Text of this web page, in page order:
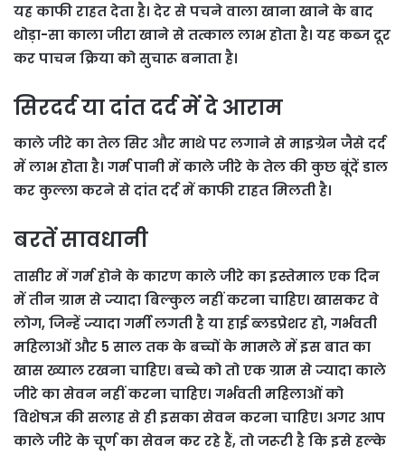
यह काफी राहत देता है। देर से पचने वाला खाना खाने के बाद
थोड़ा-सा काला जीरा खाने से तत्काल लाभ होता है। यह कब्ज दूर
कर पाचन क्रिया को सुचारू बनाता है।
सिरदर्द या दांत दर्द में दे आराम
काले जीरे का तेल सिर और माथे पर लगाने से माइग्रेन जैसे दर्द
में लाभ होता है। गर्म पानी में काले जीरे के तेल की कुछ बूंदें डाल
कर कुल्ला करने से दांत दर्द में काफी राहत मिलती है।
बरतें सावधानी
तासीर में गर्म होने के कारण काले जीरे का इस्तेमाल एक दिन
में तीन ग्राम से ज्यादा बिल्कुल नहीं करना चाहिए। खासकर वे
लोग, जिन्हें ज्यादा गर्मी लगती है या हाई ब्लडप्रेशर हो, गर्भवती
महिलाओं और 5 साल तक के बच्चों के मामले में इस बात का
खास ख्याल रखना चाहिए। बच्चे को तो एक ग्राम से ज्यादा काले
जीरे का सेवन नहीं करना चाहिए। गर्भवती महिलाओं को
विशेषज्ञ की सलाह से ही इसका सेवन करना चाहिए। अगर आप
काले जीरे के चूर्ण का सेवन कर रहे हैं, तो जरूरी है कि इसे हल्के